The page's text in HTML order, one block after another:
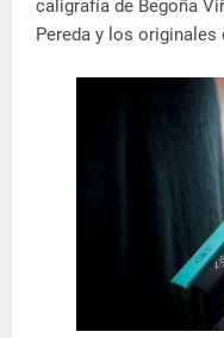
caligrafía de Begoña
Pereda y los originales